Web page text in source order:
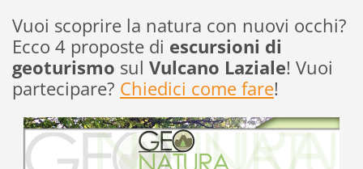
Vuoi scoprire la natura con nuovi occhi?
Ecco 4 proposte di escursioni di
geoturismo sul Vulcano Laziale! Vuoi
partecipare? Chiedici come fare!